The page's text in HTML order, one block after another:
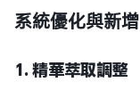
系統優化與新
1. 精華萃取調整